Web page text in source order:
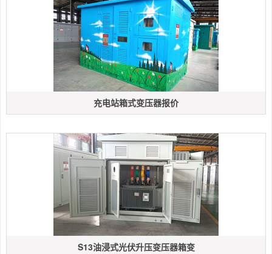
充电站箱式变压器报价
S13油浸式光伏升压变压器箱变